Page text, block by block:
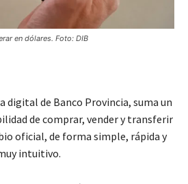
en dólares. Foto: DIB
digital de Banco Provincia, suma un
de comprar, vender y transferir
oficial, de forma simple, rápida y
intuitivo.